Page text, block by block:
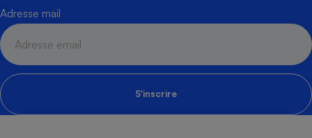
Adresse mail
S'inscrire